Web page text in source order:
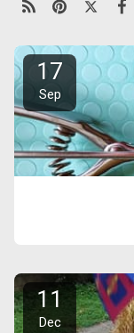
17
Sep
11
Dec